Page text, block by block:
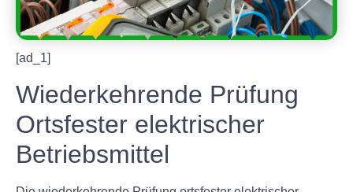
[ad_1]
Wiederkehrende Prüfung
Ortsfester elektrischer
Betriebsmittel